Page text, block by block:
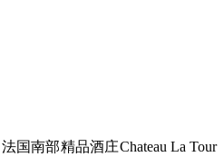
国南部精品酒庄Chateau La Tour